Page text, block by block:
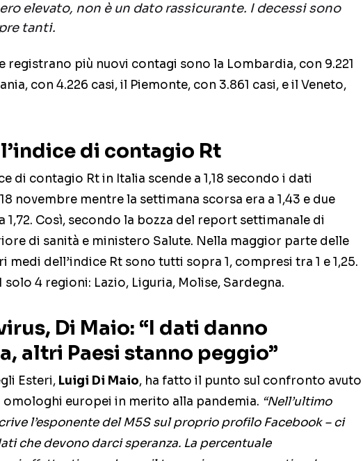
elevato, non è un dato rassicurante. I decessi sono
tanti.
registrano più nuovi contagi sono la Lombardia, con 9.221
con 4.226 casi, il Piemonte, con 3.861 casi, e il Veneto,
di contagio Rt
di contagio Rt in Italia scende a 1,18 secondo i dati
novembre mentre la settimana scorsa era a 1,43 e due
1,72. Così, secondo la bozza del report settimanale di
di sanità e ministero Salute. Nella maggior parte delle
medi dell’indice Rt sono tutti sopra 1, compresi tra 1 e 1,25.
solo 4 regioni: Lazio, Liguria, Molise, Sardegna.
Di Maio: “I dati danno
altri Paesi stanno peggio”
Esteri, Luigi Di Maio, ha fatto il punto sul confronto avuto
omologhi europei in merito alla pandemia. “Nell’ultimo
l’esponente del M5S sul proprio profilo Facebook – ci
che devono darci speranza. La percentuale